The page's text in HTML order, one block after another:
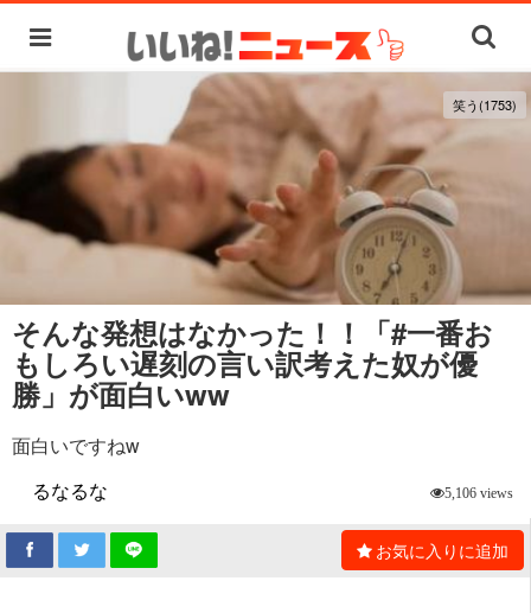
笑う(1753)
そんな発想はなかった！！「#一番お
もしろい遅刻の言い訳考えた奴が優
勝」が面白いww
面白いですねw
るなるな
5,106 views
お気に入りに追加